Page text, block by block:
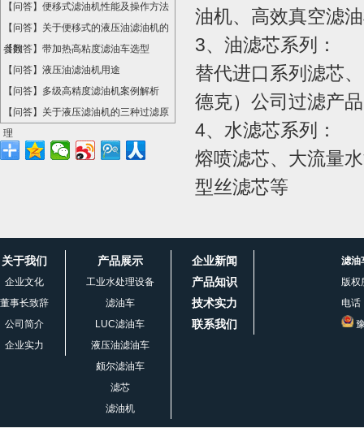
【问答】便移式滤油机性能及操作方法
【问答】关于便移式的液压油滤油机的
参数
【问答】带加热高粘度滤油车选型
【问答】液压油滤油机用途
【问答】多级高精度滤油机案例解析
【问答】关于液压滤油机的三种过滤原
理
油机、高效真空滤
3、油滤芯系列：
替代进口系列滤芯
德克）公司过滤产
4、水滤芯系列：
熔喷滤芯、大流量
型丝滤芯等
关于我们
企业文化
董事长致辞
公司简介
企业实力
产品展示
工业水处理设备
滤油车
LUC滤油车
液压油滤油车
颇尔滤油车
滤芯
滤油机
企业新闻
产品知识
技术实力
联系我们
滤油
版权
电话